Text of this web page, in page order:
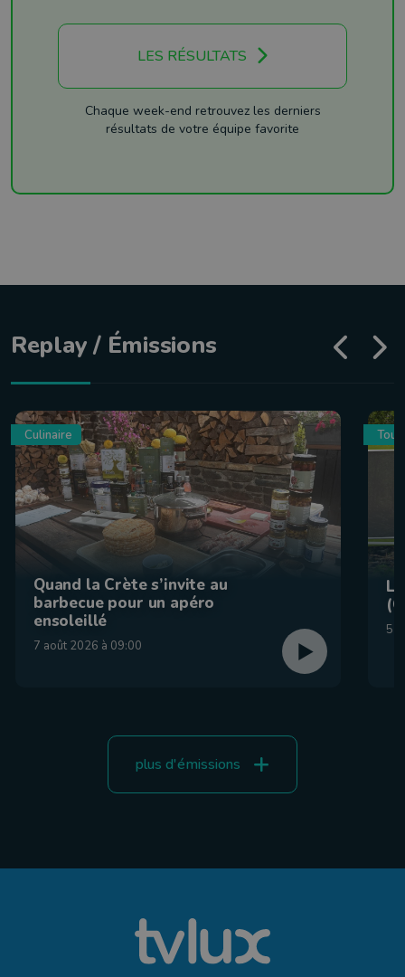
LES RÉSULTATS
Chaque week-end retrouvez les derniers
résultats de votre équipe favorite
Replay / Émissions
Culinaire
Quand la Crète s’invite au
barbecue pour un apéro
ensoleillé
7 août 2026 à 09:00
5
plus d'émissions